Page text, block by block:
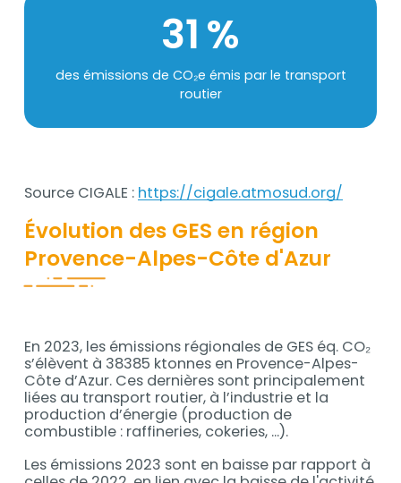
32 Suffixe
%
Texte
des émissions de CO₂e émis par le transport
routier
Contenu
Source CIGALE : https://cigale.atmosud.org/
Évolution des GES en région
Provence-Alpes-Côte d'Azur
En 2023, les émissions régionales de GES éq. CO₂
s’élèvent à 38385 ktonnes en Provence-Alpes-
Côte d’Azur. Ces dernières sont principalement
liées au transport routier, à l’industrie et la
production d’énergie (production de
combustible : raffineries, cokeries, ...).
Les émissions 2023 sont en baisse par rapport à